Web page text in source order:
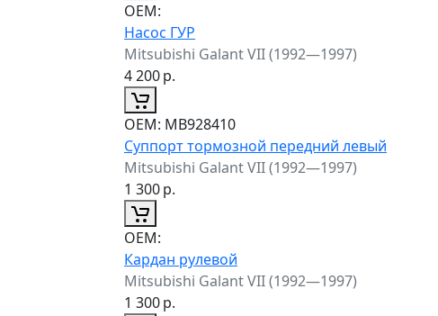
ОЕМ:
Насос ГУР
Mitsubishi Galant VII (1992—1997)
4 200р.
ОЕМ: MB928410
Суппорт тормозной передний левый
Mitsubishi Galant VII (1992—1997)
1 300р.
ОЕМ:
Кардан рулевой
Mitsubishi Galant VII (1992—1997)
1 300р.